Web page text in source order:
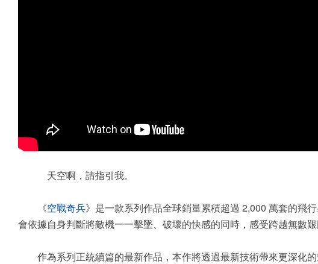
天空啊，請指引我。
《空戰奇兵》是一款系列作品全球銷量累積超過 2,000 萬套的飛
會依據自身判斷將敵機一一擊墜、破壞的快感的同時，感受跨越無數艱
作為系列正統續篇的最新作品，本作將透過最新技術帶來更深化的